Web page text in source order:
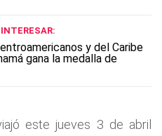
y del Caribe
gana la medalla de
este jueves 3 de abril